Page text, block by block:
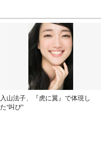
入山法子、『虎に翼』で体現し
た“叫び”